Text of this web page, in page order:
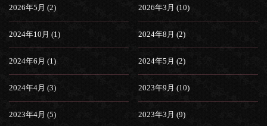
2026年5月 (2) 2026年3月 (10)
2024年10月 (1) 2024年8月 (2)
2024年6月 (1) 2024年5月 (2)
2024年4月 (3) 2023年9月 (10)
2023年4月 (5) 2023年3月 (9)